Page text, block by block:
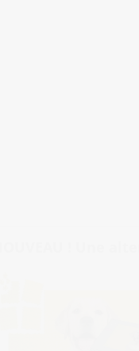
NOUVEAU ! Une